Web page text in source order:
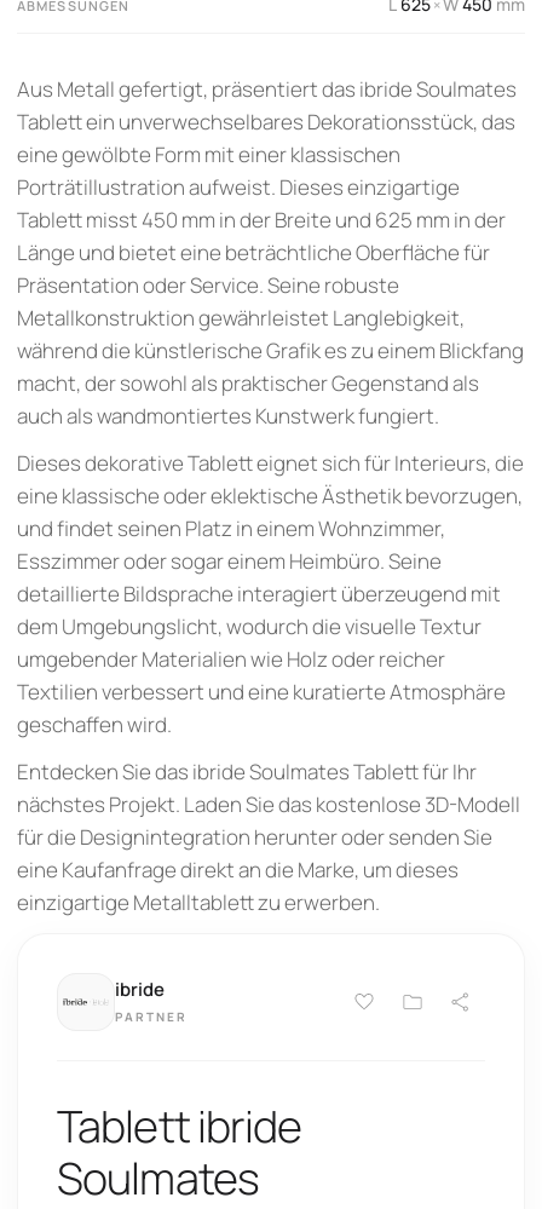
ABMESSUNGEN ×
Aus Metall gefertigt, präsentiert das ibride Soulmates
Tablett ein unverwechselbares Dekorationsstück, das
eine gewölbte Form mit einer klassischen
Porträtillustration aufweist. Dieses einzigartige
Tablett misst 450 mm in der Breite und 625 mm in der
Länge und bietet eine beträchtliche Oberfläche für
Präsentation oder Service. Seine robuste
Metallkonstruktion gewährleistet Langlebigkeit,
während die künstlerische Grafik es zu einem Blickfang
macht, der sowohl als praktischer Gegenstand als
auch als wandmontiertes Kunstwerk fungiert.
Dieses dekorative Tablett eignet sich für Interieurs, die
eine klassische oder eklektische Ästhetik bevorzugen,
und findet seinen Platz in einem Wohnzimmer,
Esszimmer oder sogar einem Heimbüro. Seine
detaillierte Bildsprache interagiert überzeugend mit
dem Umgebungslicht, wodurch die visuelle Textur
umgebender Materialien wie Holz oder reicher
Textilien verbessert und eine kuratierte Atmosphäre
geschaffen wird.
Entdecken Sie das ibride Soulmates Tablett für Ihr
nächstes Projekt. Laden Sie das kostenlose 3D-Modell
für die Designintegration herunter oder senden Sie
eine Kaufanfrage direkt an die Marke, um dieses
einzigartige Metalltablett zu erwerben.
ibride
PARTNER
Tablett ibride
Soulmates